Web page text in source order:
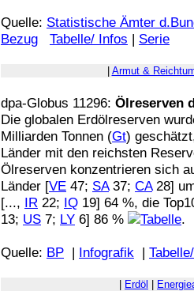
Quelle: Statistische Ämter
Bezug
Tabelle/ Infos | Serie
Armut &
dpa-Globus 11296: Ölreserven
Die globalen Erdölreserven
Milliarden Tonnen (Gt)
Länder mit den reichsten
Ölreserven konzentrieren sich
Länder [VE 47; SA37; CA28]
[..., IR 22; IQ 19] 64 %, die
13; US 7; LY 6] 86 % .
Quelle: BP | Infografik |
Erdöl